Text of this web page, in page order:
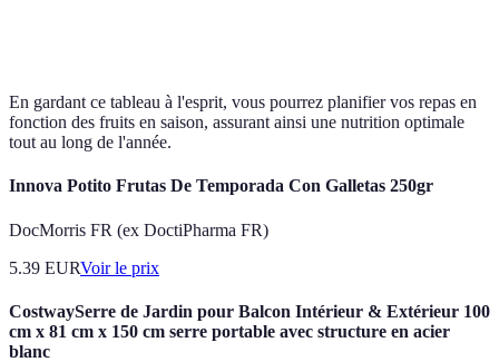
En gardant ce tableau à l'esprit, vous pourrez planifier vos repas en
fonction des fruits en saison, assurant ainsi une nutrition optimale
tout au long de l'année.
Innova Potito Frutas De Temporada Con Galletas 250gr
DocMorris FR (ex DoctiPharma FR)
5.39 EURVoir le prix
CostwaySerre de Jardin pour Balcon Intérieur & Extérieur 100
cm x 81 cm x 150 cm serre portable avec structure en acier
blanc